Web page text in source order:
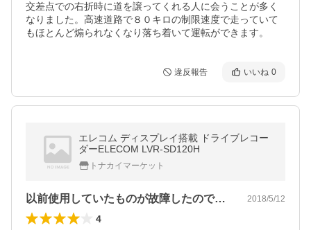
交差点での右折時に道を譲ってくれる人に会うことが多く
なりました。高速道路で８０キロの制限速度で走っていて
もほとんど煽られなくなり落ち着いて運転ができます。
違反報告 いいね 0
エレコム ディスプレイ搭載 ドライブレコー
ダーELECOM LVR-SD120H
トナカイマーケット
以前使用していたものが故障したので配線… 2018/5/12
4